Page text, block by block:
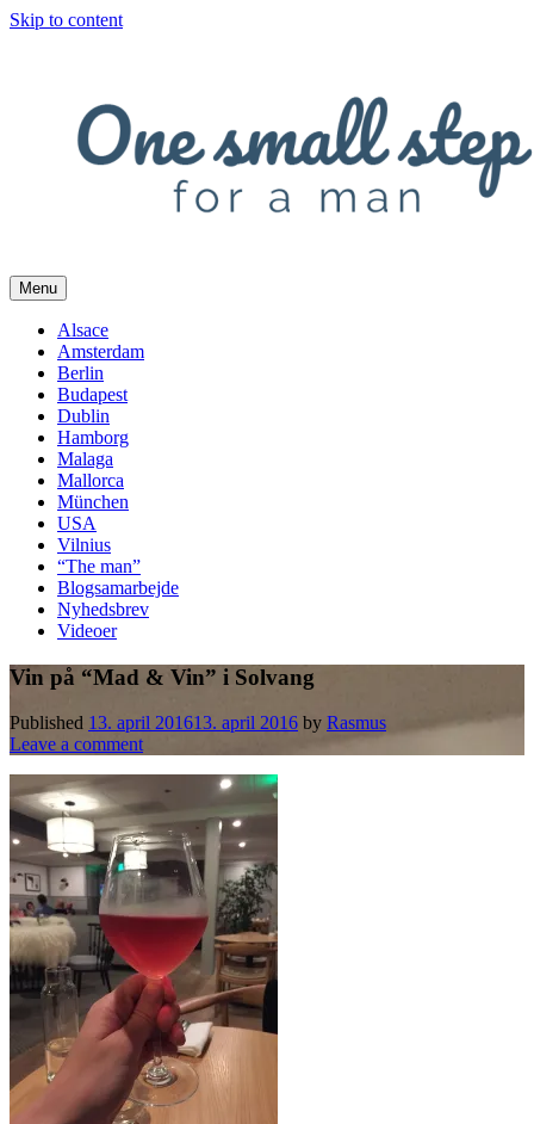
Skip to content
Menu
Alsace
Amsterdam
Berlin
Budapest
Dublin
Hamborg
Malaga
Mallorca
München
USA
Vilnius
“The man”
Blogsamarbejde
Nyhedsbrev
Videoer
Vin på “Mad & Vin” i Solvang
Published 13. april 201613. april 2016 by Rasmus
Leave a comment